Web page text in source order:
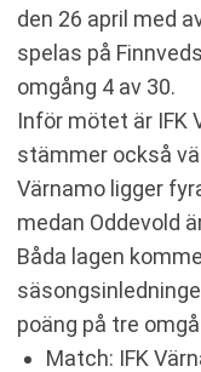
den 26 april med
spelas på
omgång 4 av 30.
Inför mötet är IFK
stämmer också
Värnamo ligger
medan Oddevold
Båda lagen
poäng på tre
Match: IFK